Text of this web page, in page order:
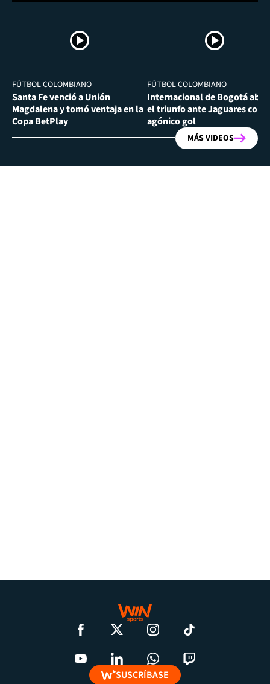
FÚTBOL COLOMBIANO
Santa Fe venció a Unión
Magdalena y tomó ventaja en la
Copa BetPlay
FÚTBOL COLOMBIANO
Internacional de Bogotá
el triunfo ante Jaguares con
agónico gol
MÁS VIDEOS
SUSCRÍBASE